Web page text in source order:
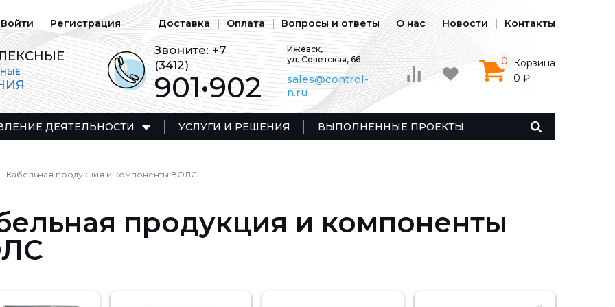
Войти Регистрация Доставка Оплата Вопросы и ответы О нас Новости Контакты
Звоните:+7
(3412)
901•902
Ижевск,
ул. Советская, 66
sales@control-
n.ru
Корзина
0
0 ₽
ДЕЯТЕЛЬНОСТИ УСЛУГИ И РЕШЕНИЯ ВЫПОЛНЕННЫЕ ПРОЕКТЫ
Кабельная продукция и компоненты ВОЛС
продукция и компоненты